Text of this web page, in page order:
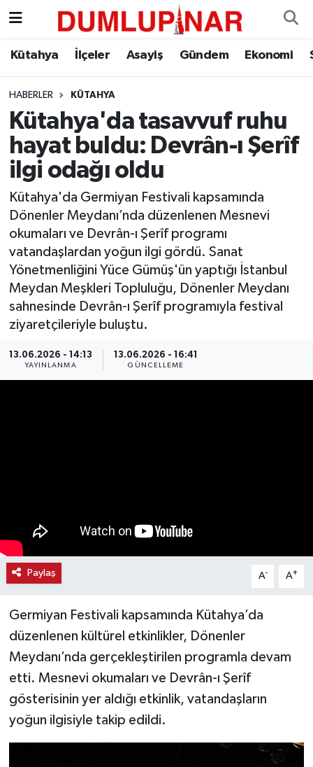
Kütahya İlçeler Asayiş Gündem Ekonomi
HABERLER KÜTAHYA
Kütahya'da tasavvuf ruhu
hayat buldu: Devrân-ı Şerîf
ilgi odağı oldu
Kütahya'da Germiyan Festivali kapsamında
Dönenler Meydanı’nda düzenlenen Mesnevi
okumaları ve Devrân-ı Şerîf programı
vatandaşlardan yoğun ilgi gördü. Sanat
Yönetmenliğini Yüce Gümüş'ün yaptığı İstanbul
Meydan Meşkleri Topluluğu, Dönenler Meydanı
sahnesinde Devrân-ı Şerîf programıyla festival
ziyaretçileriyle buluştu.
13.06.2026 - 14:13
YAYINLANMA
13.06.2026 - 16:41
GÜNCELLEME
Paylaş A- A+
Germiyan Festivali kapsamında Kütahya’da
düzenlenen kültürel etkinlikler, Dönenler
Meydanı’nda gerçekleştirilen programla devam
etti. Mesnevi okumaları ve Devrân-ı Şerîf
gösterisinin yer aldığı etkinlik, vatandaşların
yoğun ilgisiyle takip edildi.
Asayiş
Diğer
Dünya
Eğitim
Ekonomi
Eleman
Emlak
Gündem
Haber İlanlar
Spor
Teknoloji
Vasıta
Vefat Haberleri
Kütahya Hava Durumu
Kütahya Trafik Yoğunluk Haritası
Süper Lig Puan Durumu ve Fikstür
Tüm Manşetler
Son Dakika Haberleri
Haber Arşivi